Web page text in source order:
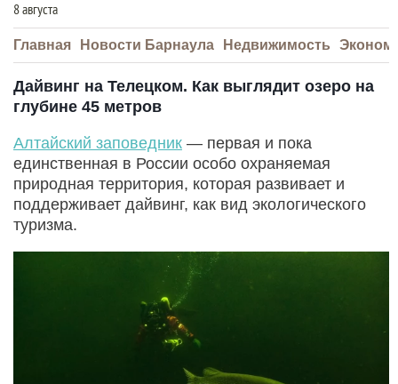
8 августа
Главная Новости Барнаула Недвижимость
Дайвинг на Телецком. Как выглядит озеро на
глубине 45 метров
Алтайский заповедник — первая и пока
единственная в России особо охраняемая
природная территория, которая развивает и
поддерживает дайвинг, как вид экологического
туризма.